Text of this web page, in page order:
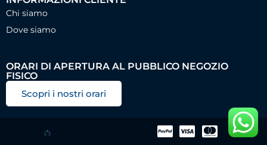
Chi siamo
Dove siamo
ORARI DI APERTURA AL PUBBLICO NEGOZIO
FISICO
Scopri i nostri orari